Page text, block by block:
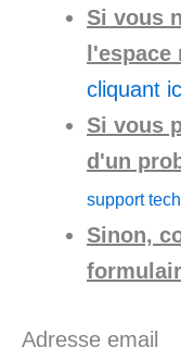
Si vous
l'espace
cliquant
Si vous
d'un
support
Sinon,
Adresse email